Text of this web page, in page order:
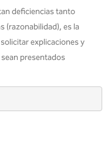
deficiencias tanto
(razonabilidad), es la
explicaciones y
presentados